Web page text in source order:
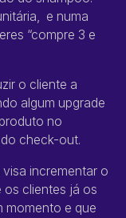
e numa
“compre 3 e
o cliente a
algum upgrade
no
check-out.
incrementar o
clientes já os
momento e que